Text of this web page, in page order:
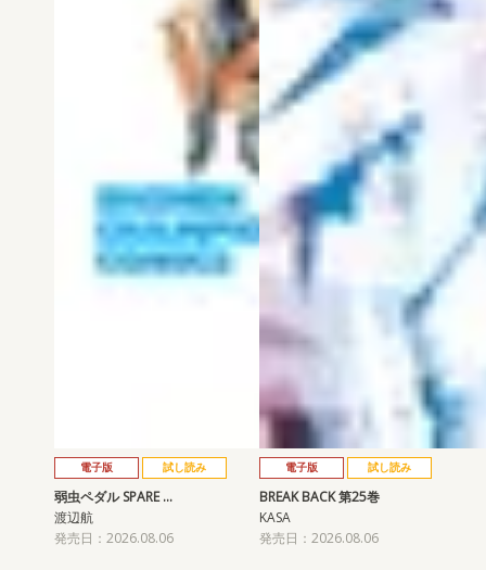
電子版 試し読み
弱虫ペダル SPARE …
渡辺航
発売日：2026.08.06
電子版 試し読み
BREAK BACK 第25巻
KASA
発売日：2026.08.06